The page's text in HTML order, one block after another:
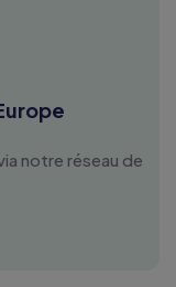
notre réseau de